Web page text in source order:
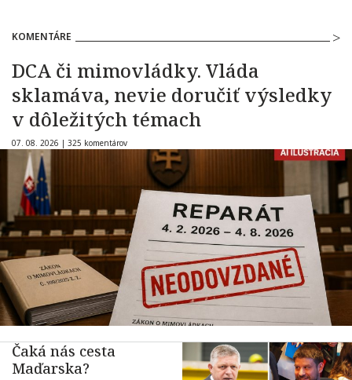
KOMENTÁRE
DCA či mimovládky. Vláda
sklamáva, nevie doručiť výsledky
v dôležitých témach
07. 08. 2026 | 325 komentárov
Čaká nás cesta
Maďarska?